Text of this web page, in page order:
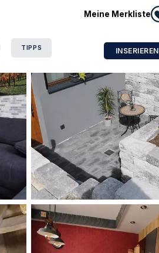
Meine Merkliste
TIPPS INSERIEREN